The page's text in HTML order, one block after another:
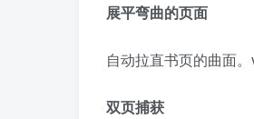
展平弯曲的页面
自动拉直书页的曲面
双页捕获